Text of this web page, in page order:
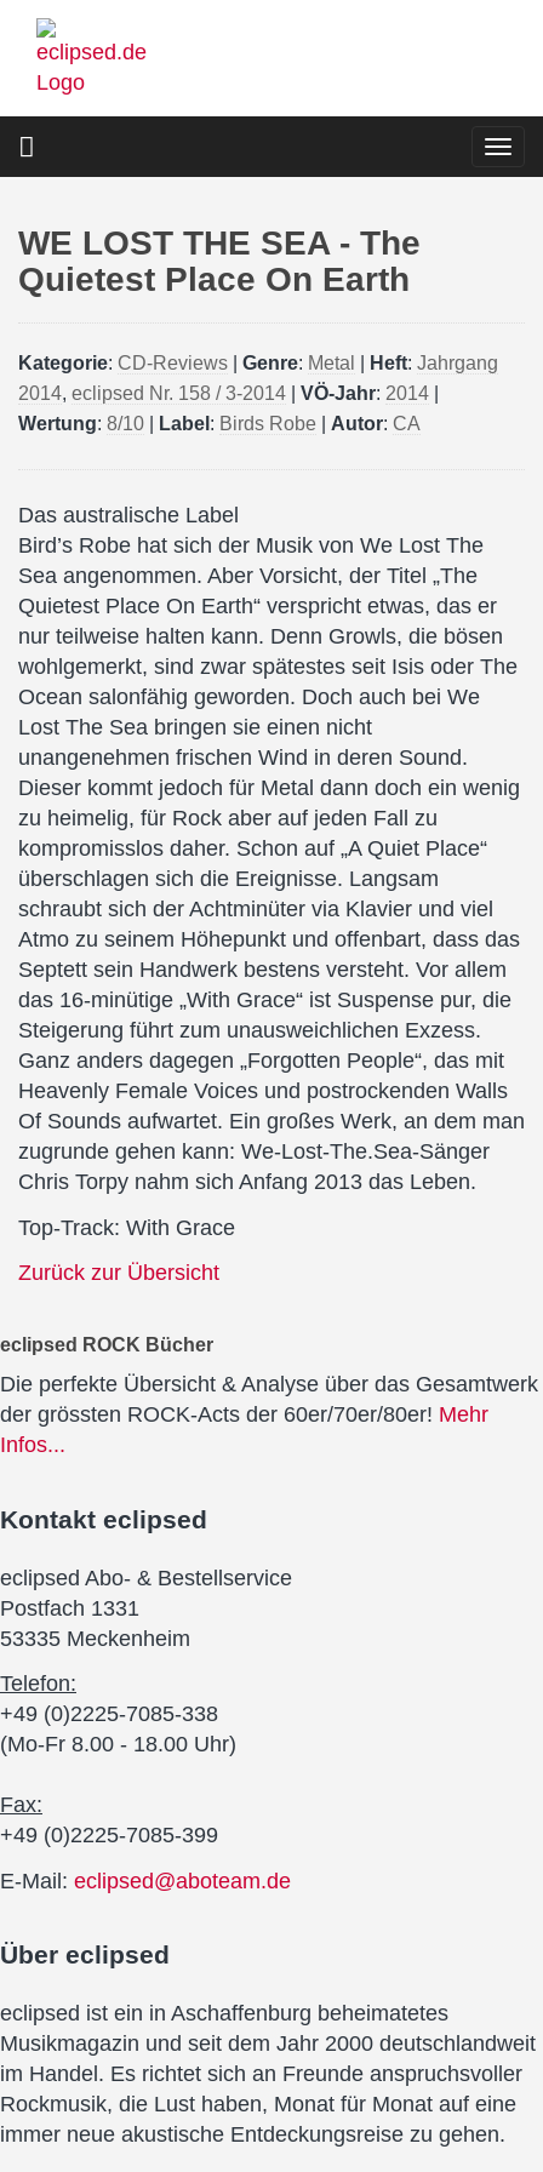
Direkt
zum
Inhalt
WE LOST THE SEA - The
Quietest Place On Earth
Kategorie: CD-Reviews Genre: Metal Heft: Jahrgang
2014, eclipsed Nr. 158 / 3-2014 VÖ-Jahr: 2014
Wertung: 8/10 Label : Birds Robe Autor: CA
Das australische Label
Bird’s Robe hat sich der Musik von We Lost The
Sea angenommen. Aber Vorsicht, der Titel „The
Quietest Place On Earth“ verspricht etwas, das er
nur teilweise halten kann. Denn Growls, die bösen
wohlgemerkt, sind zwar spätestes seit Isis oder The
Ocean salonfähig geworden. Doch auch bei We
Lost The Sea bringen sie einen nicht
unangenehmen frischen Wind in deren Sound.
Dieser kommt jedoch für Metal dann doch ein wenig
zu heimelig, für Rock aber auf jeden Fall zu
kompromisslos daher. Schon auf „A Quiet Place“
überschlagen sich die Ereignisse. Langsam
schraubt sich der Achtminüter via Klavier und viel
Atmo zu seinem Höhepunkt und offenbart, dass das
Septett sein Handwerk bestens versteht. Vor allem
das 16-minütige „With Grace“ ist Suspense pur, die
Steigerung führt zum unausweichlichen Exzess.
Ganz anders dagegen „Forgotten People“, das mit
Heavenly Female Voices und postrockenden Walls
Of Sounds aufwartet. Ein großes Werk, an dem man
zugrunde gehen kann: We-Lost-The.Sea-Sänger
Chris Torpy nahm sich Anfang 2013 das Leben.
Top-Track: With Grace
Zurück zur Übersicht
eclipsed ROCK Bücher
Die perfekte Übersicht & Analyse über das Gesamtwerk
der grössten ROCK-Acts der 60er/70er/80er! Mehr
Infos...
Kontakt eclipsed
eclipsed Abo- & Bestellservice
Postfach 1331
53335 Meckenheim
Telefon:
+49 (0)2225-7085-338
(Mo-Fr 8.00 - 18.00 Uhr)
Fax:
+49 (0)2225-7085-399
E-Mail: eclipsed@aboteam.de
Über eclipsed
eclipsed ist ein in Aschaffenburg beheimatetes
Musikmagazin und seit dem Jahr 2000 deutschlandweit
im Handel. Es richtet sich an Freunde anspruchsvoller
Rockmusik, die Lust haben, Monat für Monat auf eine
immer neue akustische Entdeckungsreise zu gehen.